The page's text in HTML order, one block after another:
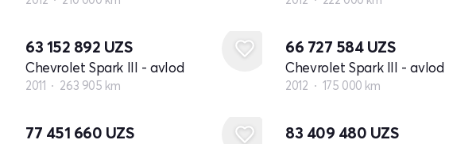
63 152 892 UZS
Chevrolet Spark III - avlod
2011 263 905 km
66 727 584 UZS
Chevrolet Spark III - avlod
2012 175 000 km
77 451 660 UZS 83 409 480 UZS